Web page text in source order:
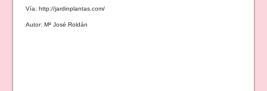
Vía: http://jardinplantas.com/
Autor: Mª José Roldán